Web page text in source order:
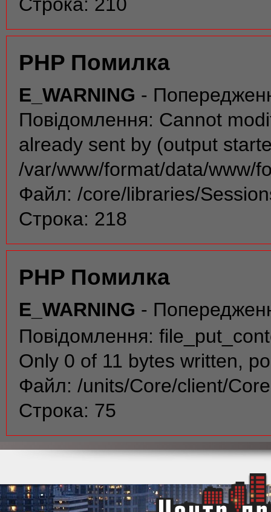
PHP Помилка
E_WARNING -
Повідомлення: Cannot
already sent by (output
/var/www/format/data/www/
Файл: /core/libraries/
Строка: 218
PHP Помилка
E_WARNING -
Повідомлення:
Only 0 of 11 bytes written,
Файл: /units/Core/client/
Строка: 75